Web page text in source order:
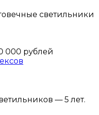
светильники
000 рублей
— 5 лет.